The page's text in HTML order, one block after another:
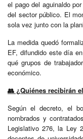
el pago del aguinaldo por
del sector público. El
sola vez junto con la
La medida quedó
EF, difundido este día
qué grupos de
económico.
👥 ¿Quiénes recibirán
Según el decreto, el
nombrados y
Legislativo 276, la Ley